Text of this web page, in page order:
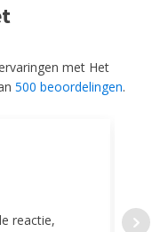
met Het
500 beoordelingen.
reactie,